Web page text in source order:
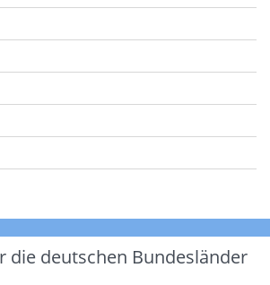
die deutschen Bundesländer